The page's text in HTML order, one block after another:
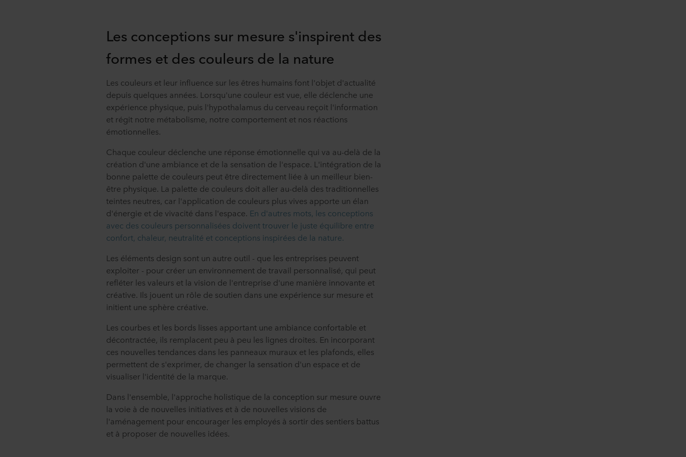
Les conceptions sur mesure s'inspirent des
formes et des couleurs de la nature
Les couleurs et leur influence sur les êtres humains font l'objet d'actualité
depuis quelques années. Lorsqu'une couleur est vue, elle déclenche une
expérience physique, puis l'hypothalamus du cerveau reçoit l'information
et régit notre métabolisme, notre comportement et nos réactions
émotionnelles.
Chaque couleur déclenche une réponse émotionnelle qui va au-delà de la
création d'une ambiance et de la sensation de l'espace. L'intégration de la
bonne palette de couleurs peut être directement liée à un meilleur bien-
être physique. La palette de couleurs doit aller au-delà des traditionnelles
teintes neutres, car l'application de couleurs plus vives apporte un élan
d'énergie et de vivacité dans l'espace. En d'autres mots, les conceptions
avec des couleurs personnalisées doivent trouver le juste équilibre entre
confort, chaleur, neutralité et conceptions inspirées de la nature.
Les éléments design sont un autre outil - que les entreprises peuvent
exploiter - pour créer un environnement de travail personnalisé, qui peut
refléter les valeurs et la vision de l'entreprise d'une manière innovante et
créative. Ils jouent un rôle de soutien dans une expérience sur mesure et
initient une sphère créative.
Les courbes et les bords lisses apportant une ambiance confortable et
décontractée, ils remplacent peu à peu les lignes droites. En incorporant
ces nouvelles tendances dans les panneaux muraux et les plafonds, elles
permettent de s'exprimer, de changer la sensation d'un espace et de
visualiser l'identité de la marque.
Dans l'ensemble, l'approche holistique de la conception sur mesure ouvre
la voie à de nouvelles initiatives et à de nouvelles visions de
l'aménagement pour encourager les employés à sortir des sentiers battus
et à proposer de nouvelles idées.